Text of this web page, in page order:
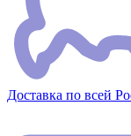
Доставка по всей